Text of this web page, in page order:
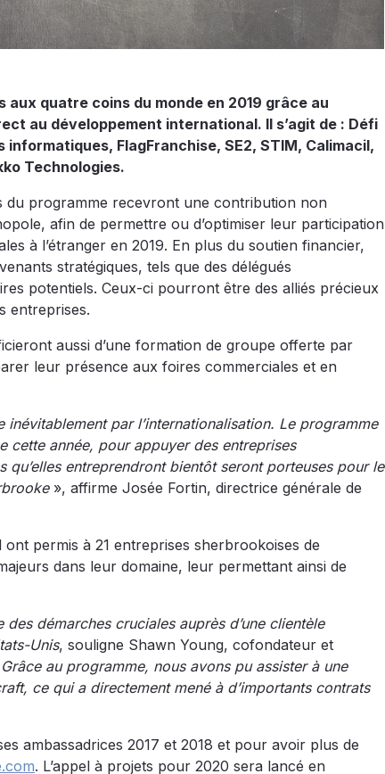
quatre coins du monde en 2019 grâce au
au développement international. Il s’agit de : Défi
FlagFranchise, SE2, STIM, Calimacil,
Technologies.
du programme recevront une contribution non
afin de permettre ou d’optimiser leur participation
à l’étranger en 2019. En plus du soutien financier,
stratégiques, tels que des délégués
potentiels. Ceux-ci pourront être des alliés précieux
entreprises.
aussi d’une formation de groupe offerte par
leur présence aux foires commerciales et en
par l’internationalisation. Le programme
cette année, pour appuyer des entreprises
entreprendront bientôt seront porteuses pour le
», affirme Josée Fortin, directrice générale de
permis à 21 entreprises sherbrookoises de
dans leur domaine, leur permettant ainsi de
démarches cruciales auprès d’une clientèle
Unis, souligne Shawn Young, cofondateur et
Grâce au programme, nous avons pu assister à une
ce qui a directement mené à d’importants contrats
ambassadrices 2017 et 2018 et pour avoir plus de
. L’appel à projets pour 2020 sera lancé en